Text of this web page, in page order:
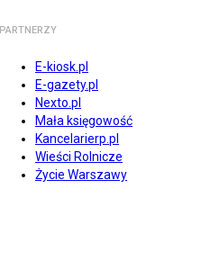
PARTNERZY
E-kiosk.pl
E-gazety.pl
Nexto.pl
Mała księgowość
Kancelarierp.pl
Wieści Rolnicze
Życie Warszawy